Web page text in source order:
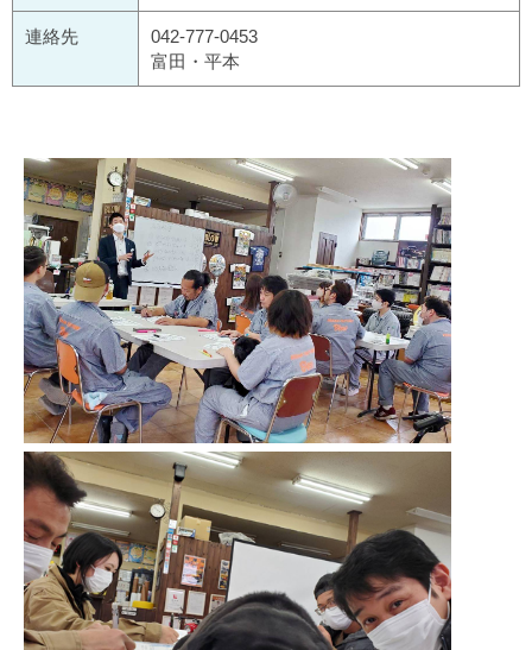
連絡先
042-777-0453
富田・平本